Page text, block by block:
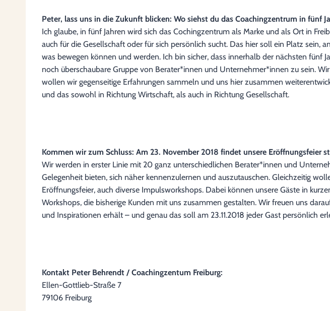
Peter, lass uns in die Zukunft blicken: Wo siehst du das Coachingzentrum in fünf
Ich glaube, in fünf Jahren wird sich das Cochingzentrum als Marke und als Ort in
auch für die Gesellschaft oder für sich persönlich sucht. Das hier soll ein Platz sein,
was bewegen können und werden. Ich bin sicher, dass innerhalb der nächsten fünf
noch überschaubare Gruppe von Berater*innen und Unternehmer*innen zu sein.
wollen wir gegenseitige Erfahrungen sammeln und uns hier zusammen
und das sowohl in Richtung Wirtschaft, als auch in Richtung Gesellschaft.
Kommen wir zum Schluss: Am 23. November 2018 findet unsere Eröffnungsfeier
Wir werden in erster Linie mit 20 ganz unterschiedlichen Berater*innen und
Gelegenheit bieten, sich näher kennenzulernen und auszutauschen. Gleichzeitig
Eröffnungsfeier, auch diverse Impulsworkshops. Dabei können unsere Gäste in
Workshops, die bisherige Kunden mit uns zusammen gestalten. Wir freuen uns
und Inspirationen erhält – und genau das soll am 23.11.2018 jeder Gast persönlich
Kontakt Peter Behrendt / Coachingzentum Freiburg:
Ellen-Gottlieb-Straße 7
79106 Freiburg